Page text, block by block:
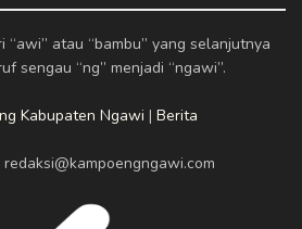
atau “bambu” yang selanjutnya
sengau “ng” menjadi “ngawi”.
Kabupaten Ngawi | Berita